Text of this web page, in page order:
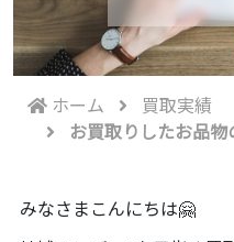
ホーム
買取実績
お買取りしたお品物
みなさまこんにちは🤗